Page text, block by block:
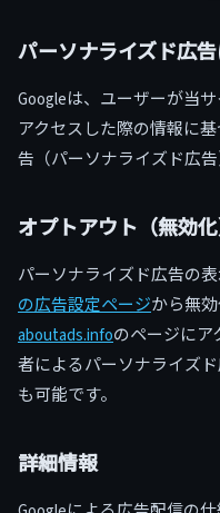
パーソナライズド広
Googleは、ユーザーが当
アクセスした際の情報に
告（パーソナライズド広
オプトアウト（無効
パーソナライズド広告の
の広告設定ページから無
aboutads.infoのページにア
者によるパーソナライズ
も可能です。
詳細情報